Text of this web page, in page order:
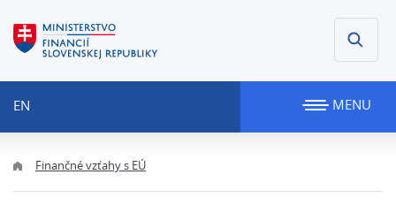
EN MENU
Finančné vzťahy s EÚ